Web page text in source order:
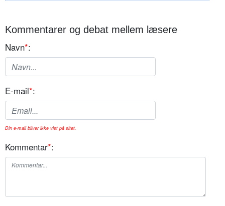
Kommentarer og debat mellem læsere
Navn*:
E-mail*:
Din e-mail bliver ikke vist på sitet.
Kommentar*: